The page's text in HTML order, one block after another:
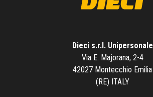
Dieci s.r.l. Unipersonale
Via E. Majorana, 2-4
42027 Montecchio Emilia
(RE) ITALY